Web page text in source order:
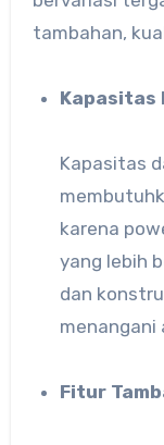
tambahan,
Kapasitas
Kapasitas
karena
yang lebih
dan
menangani
Fitur